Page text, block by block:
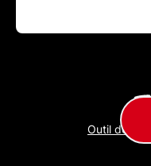
Outil de